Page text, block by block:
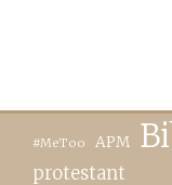
#MeToo APM
protestant